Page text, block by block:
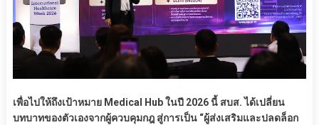
เพื่อไปให้ถึงเป้าหมาย Medical Hub ในปี 2026 นี้ สบส. ได้เปลี่ยน
บทบาทของตัวเองจากผู้ควบคุมกฎ สู่การเป็น “ผู้ส่งเสริมและปลดล็อก